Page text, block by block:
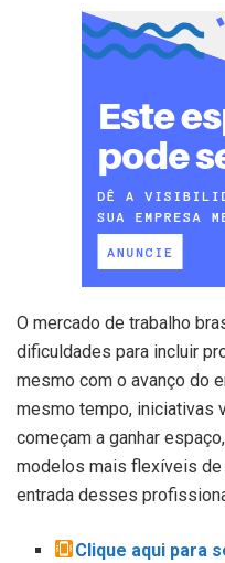
O mercado de trabalho
dificuldades para incluir
mesmo com o avanço do
mesmo tempo, iniciativas
começam a ganhar
modelos mais flexíveis de
entrada desses
Clique aqui para